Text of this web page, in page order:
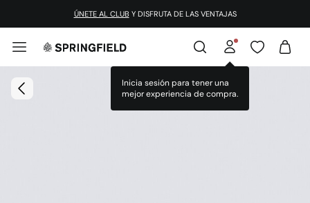
ÚNETE AL CLUB Y DISFRUTA DE LAS VENTAJAS
Inicia sesión para tener una
mejor experiencia de compra.